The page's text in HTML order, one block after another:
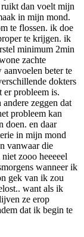
dan voelt mijn
in mijn mond.
te flossen. ik doe
te krijgen. ik
minimum 2min
zachte
beter te
dokters
er probleem is.
zeggen dat
probleem kan
doen. en daar
in mijn mond
vanwaar die
zooo heeeeel
wanneer ik
gek van ik zou
want als ik
ze erop
dat ik begin te